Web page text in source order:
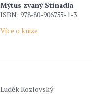
Mýtus zvaný Stínadla
ISBN: 978-80-906755-1-3
Více o knize
Luděk Kozlovský